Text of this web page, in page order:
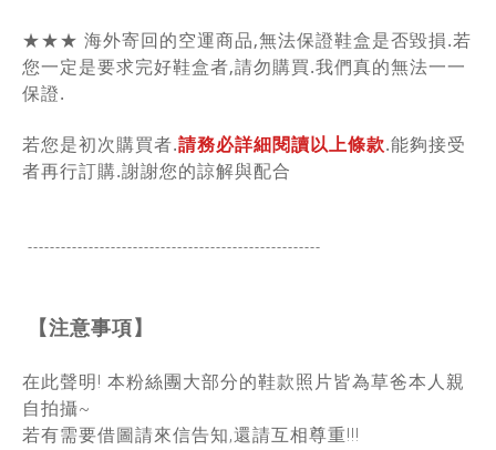
★★★ 海外寄回的空運商品,無法保證鞋盒是否毀損.若
您一定是要求完好鞋盒者,請勿購買.我們真的無法一一
保證.
若您是初次購買者.請務必詳細閱讀以上條款.能夠接受
者再行訂購.謝謝您的諒解與配合
-----------------------------------------------------
【注意事項】
在此聲明! 本粉絲團大部分的鞋款照片皆為草爸本人親
自拍攝~
若有需要借圖請來信告知,還請互相尊重!!!